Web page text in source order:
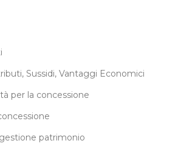
Sussidi, Vantaggi Economici
per la concessione
patrimonio